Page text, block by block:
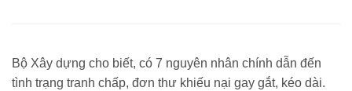
Bộ Xây dựng cho biết, có 7 nguyên nhân chính dẫn đến
tình trạng tranh chấp, đơn thư khiếu nại gay gắt, kéo dài.